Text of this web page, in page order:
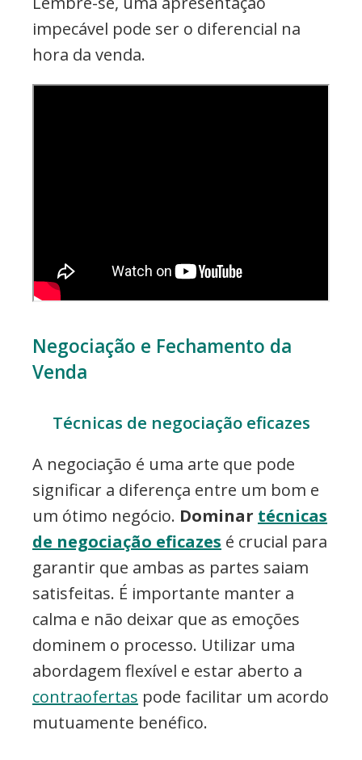
impecável pode ser o diferencial na
hora da venda.
Negociação e Fechamento da
Venda
Técnicas de negociação eficazes
A negociação é uma arte que pode
significar a diferença entre um bom e
um ótimo negócio. Dominar técnicas
de negociação eficazes é crucial para
garantir que ambas as partes saiam
satisfeitas. É importante manter a
calma e não deixar que as emoções
dominem o processo. Utilizar uma
abordagem flexível e estar aberto a
contraofertas pode facilitar um acordo
mutuamente benéfico.